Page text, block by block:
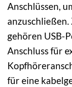
Anschlüssen,
anzuschließen.
gehören USB-
Anschluss für
für eine